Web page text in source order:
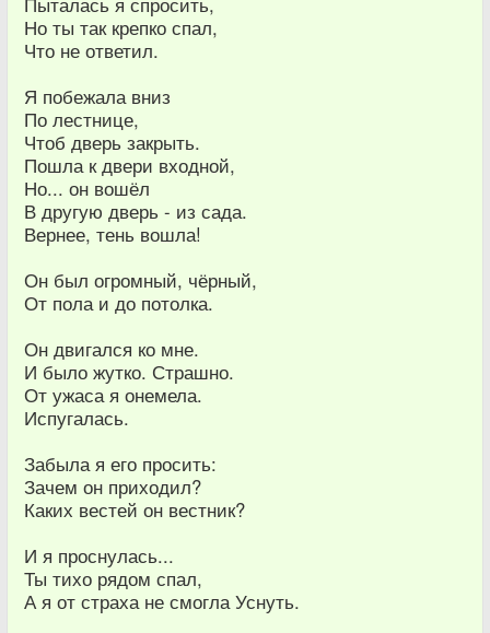
Но ты так крепко спал,
Что не ответил.
Я побежала вниз
По лестнице,
Чтоб дверь закрыть.
Пошла к двери входной,
Но... он вошёл
В другую дверь - из сада.
Вернее, тень вошла!
Он был огромный, чёрный,
От пола и до потолка.
Он двигался ко мне.
И было жутко. Страшно.
От ужаса я онемела.
Испугалась.
Забыла я его просить:
Зачем он приходил?
Каких вестей он вестник?
И я проснулась...
Ты тихо рядом спал,
А я от страха не смогла Уснуть.